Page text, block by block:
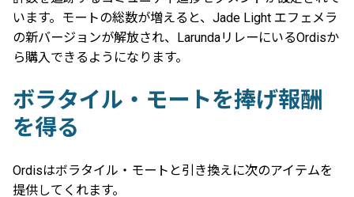
います。モートの総数が増えると、Jade Light エフェメラ
の新バージョンが解放され、LarundaリレーにいるOrdisか
ら購入できるようになります。
ボラタイル・モートを捧げ報酬
を得る
Ordisはボラタイル・モートと引き換えに次のアイテムを
提供してくれます。